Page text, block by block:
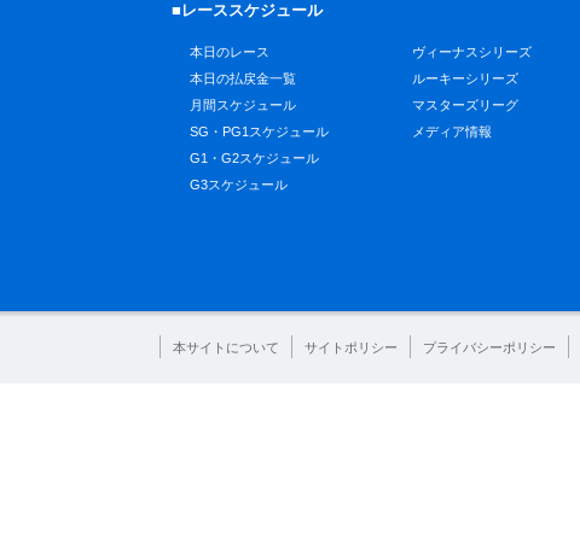
■レーススケジュール
本日のレース
本日の払戻金一覧
月間スケジュール
SG・PG1スケジュール
G1・G2スケジュール
G3スケジュール
ヴィーナスシリーズ
ルーキーシリーズ
マスターズリーグ
メディア情報
本サイトについて サイトポリシー プライバシーポリシー